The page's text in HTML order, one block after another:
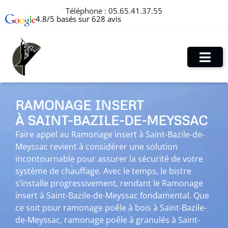
Téléphone : 05.65.41.37.55
4.8/5 basés sur 628 avis
RAMONAGE INSERT
À SAINT-BAZILE-DE-MEYSSAC
Faire appel au Ramonage insert à Saint-Bazile-de-
Meyssac revient à considérer une solution
incontournable pour assurer la sécurité de votre
système de chauffage. Avec le temps, le bistre
s’installe progressivement, rendant le Ramonage
insert à Saint-Bazile-de-Meyssac fondamental. Que
ce soit pour ramonage poêle à bois à Saint-Bazile-
de-Meyssac, ramonage poêle à granulés à Saint-